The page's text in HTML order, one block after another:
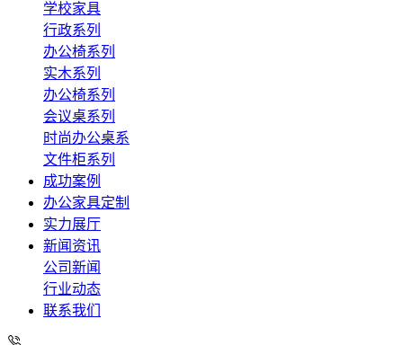
学校家具
行政系列
办公椅系列
实木系列
办公椅系列
会议桌系列
时尚办公桌系
文件柜系列
成功案例
办公家具定制
实力展厅
新闻资讯
公司新闻
行业动态
联系我们